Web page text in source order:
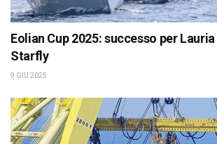
Eolian Cup 2025: successo per
Starfly
9 GIU 2025